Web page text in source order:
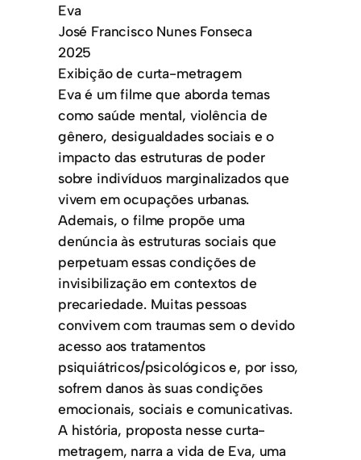
Eva
José Francisco Nunes Fonseca
2025
Exibição de curta-metragem
Eva é um filme que aborda temas
como saúde mental, violência de
gênero, desigualdades sociais e o
impacto das estruturas de poder
sobre indivíduos marginalizados que
vivem em ocupações urbanas.
Ademais, o filme propõe uma
denúncia às estruturas sociais que
perpetuam essas condições de
invisibilização em contextos de
precariedade. Muitas pessoas
convivem com traumas sem o devido
acesso aos tratamentos
psiquiátricos/psicológicos e, por isso,
sofrem danos às suas condições
emocionais, sociais e comunicativas.
A história, proposta nesse curta-
metragem, narra a vida de Eva, uma